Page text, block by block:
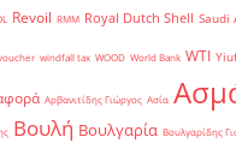
Revoil RMM Royal Dutch Shell Saudi
windfall tax WOOD World Bank WTI
Αρβανιτίδης Γιώργος Ασία
Βουλή Βουλγαρία Βουλγαρίδης